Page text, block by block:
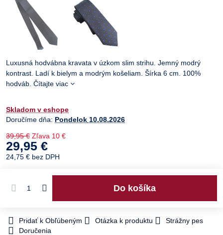
Luxusná hodvábna kravata v úzkom slim strihu. Jemný modrý
kontrast. Ladí k bielym a modrým košeliam. Šírka 6 cm. 100%
hodváb. Čítajte viac
Skladom v eshope
Doručíme dňa: Pondelok 10.08.2026
39,95 € Zľava 10 €
29,95 €
24,75 € bez DPH
Do košíka
Pridať k Obľúbeným Otázka k produktu
Strážny pes
Doručenia